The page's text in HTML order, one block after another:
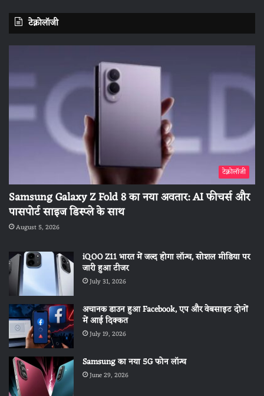
टेक्नोलॉजी
टेक्नोलॉजी
Samsung Galaxy Z Fold 8 का नया अवतार: AI फीचर्स और
पासपोर्ट साइज डिस्प्ले के साथ
August 5, 2026
iQOO Z11 भारत में जल्द होगा लॉन्च, सोशल मीडिया पर
जारी हुआ टीजर
July 31, 2026
अचानक डाउन हुआ Facebook, एप और वेबसाइट दोनों
में आई दिक्कत
July 19, 2026
Samsung का नया 5G फोन लॉन्च
June 29, 2026